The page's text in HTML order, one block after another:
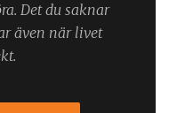
Det du saknar
även när livet